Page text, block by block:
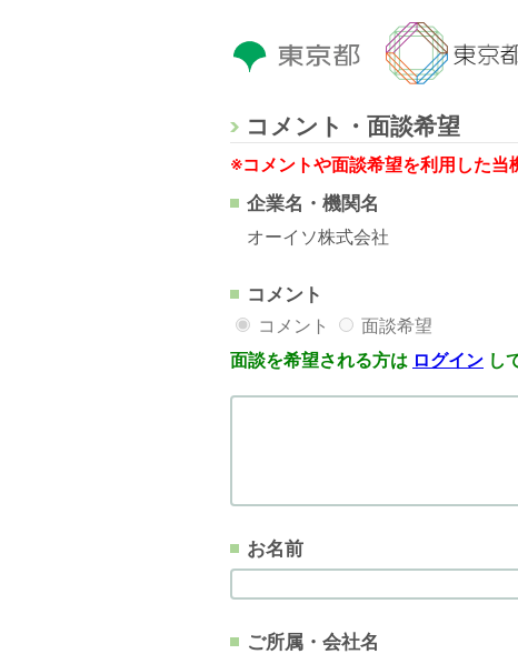
コメント・面談希望
※コメントや面談希望を利用した当
企業名・機関名
オーイソ株式会社
コメント
コメント
面談希望
面談を希望される方は ログイン し
お名前
ご所属・会社名